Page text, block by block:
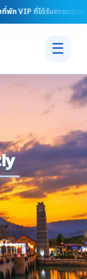
ก VIP ที่ได้รับการตรวจส
☰